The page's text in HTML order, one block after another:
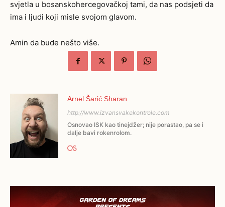
svjetla u bosanskohercegovačkoj tami, da nas podsjeti da
ima i ljudi koji misle svojom glavom.
Amin da bude nešto više.
Arnel Šarić Sharan
http://www.izvansvakekontrole.com
Osnovao ISK kao tinejdžer; nije porastao, pa se i
dalje bavi rokenrolom.